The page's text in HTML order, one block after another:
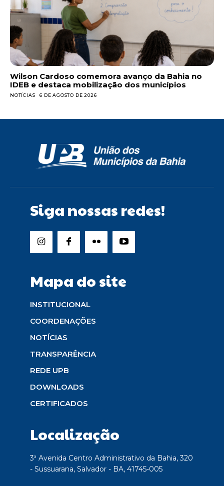
Wilson Cardoso comemora avanço da Bahia no
IDEB e destaca mobilização dos municípios
NOTÍCIAS 6 DE AGOSTO DE 2026
Siga nossas redes!
Mapa do site
INSTITUCIONAL
COORDENAÇÕES
NOTÍCIAS
TRANSPARÊNCIA
REDE UPB
DOWNLOADS
CERTIFICADOS
Localização
3ª Avenida Centro Administrativo da Bahia, 320
- Sussuarana, Salvador - BA, 41745-005